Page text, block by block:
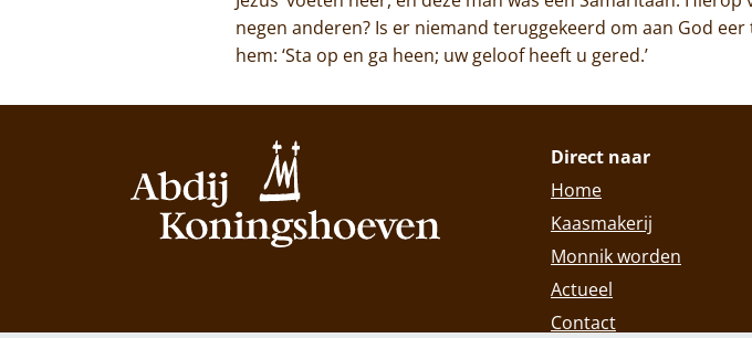
negen anderen? Is er niemand teruggekeerd om aan God
hem: ‘Sta op en ga heen; uw geloof heeft u gered.’
Direct naar
Home
Kaasmakerij
Monnik worden
Actueel
Contact